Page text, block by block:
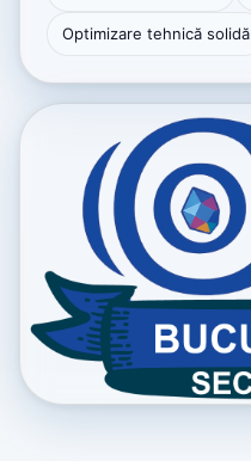
Optimizare tehnică solidă